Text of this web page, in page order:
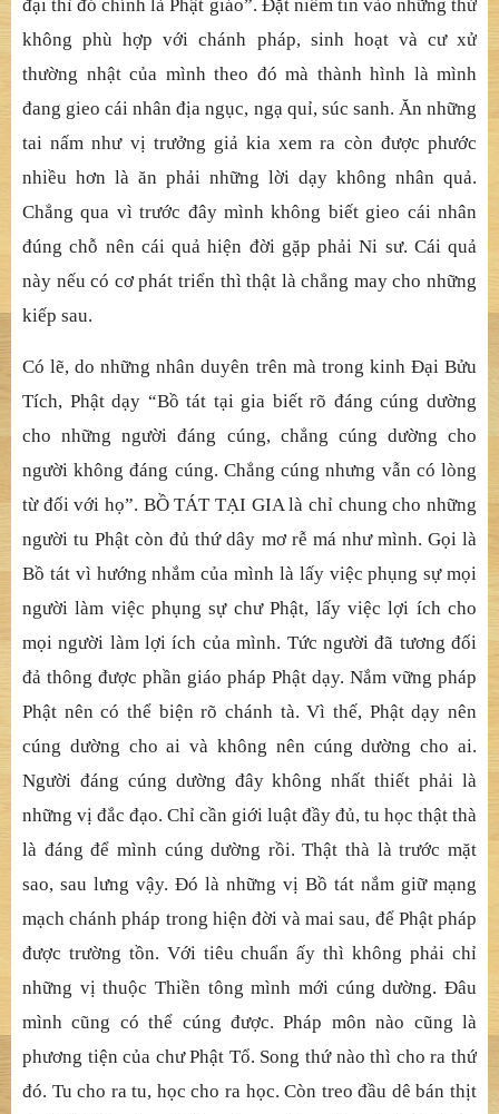
đại thì đó chính là Phật giáo”. Đặt niềm tin vào những thứ
không phù hợp với chánh pháp, sinh hoạt và cư xử
thường nhật của mình theo đó mà thành hình là mình
đang gieo cái nhân địa ngục, ngạ quỉ, súc sanh. Ăn những
tai nấm như vị trưởng giả kia xem ra còn được phước
nhiều hơn là ăn phải những lời dạy không nhân quả.
Chẳng qua vì trước đây mình không biết gieo cái nhân
đúng chỗ nên cái quả hiện đời gặp phải Ni sư. Cái quả
này nếu có cơ phát triển thì thật là chẳng may cho những
kiếp sau.
Có lẽ, do những nhân duyên trên mà trong kinh Đại Bửu
Tích, Phật dạy “Bồ tát tại gia biết rõ đáng cúng dường
cho những người đáng cúng, chẳng cúng dường cho
người không đáng cúng. Chẳng cúng nhưng vẫn có lòng
từ đối với họ”. BỒ TÁT TẠI GIA là chỉ chung cho những
người tu Phật còn đủ thứ dây mơ rễ má như mình. Gọi là
Bồ tát vì hướng nhắm của mình là lấy việc phụng sự mọi
người làm việc phụng sự chư Phật, lấy việc lợi ích cho
mọi người làm lợi ích của mình. Tức người đã tương đối
đả thông được phần giáo pháp Phật dạy. Nắm vững pháp
Phật nên có thể biện rõ chánh tà. Vì thế, Phật dạy nên
cúng dường cho ai và không nên cúng dường cho ai.
Người đáng cúng dường đây không nhất thiết phải là
những vị đắc đạo. Chỉ cần giới luật đầy đủ, tu học thật thà
là đáng để mình cúng dường rồi. Thật thà là trước mặt
sao, sau lưng vậy. Đó là những vị Bồ tát nắm giữ mạng
mạch chánh pháp trong hiện đời và mai sau, để Phật pháp
được trường tồn. Với tiêu chuẩn ấy thì không phải chỉ
những vị thuộc Thiền tông mình mới cúng dường. Đâu
mình cũng có thể cúng được. Pháp môn nào cũng là
phương tiện của chư Phật Tổ. Song thứ nào thì cho ra thứ
đó. Tu cho ra tu, học cho ra học. Còn treo đầu dê bán thịt